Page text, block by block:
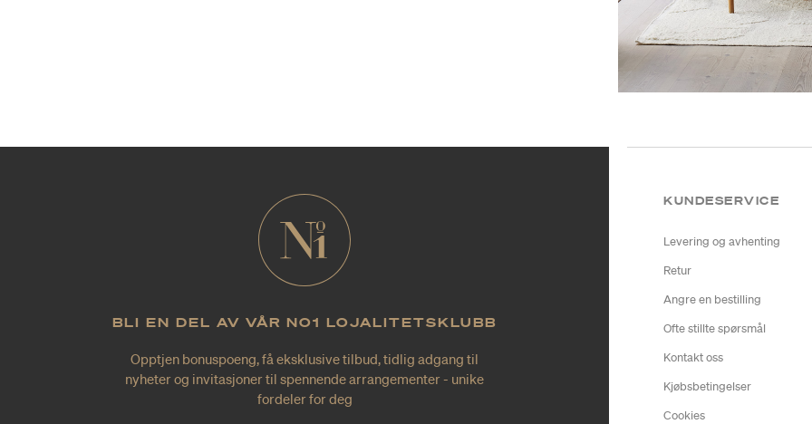
BLI EN DEL AV VÅR NO1 LOJALITETSKLUBB
Opptjen bonuspoeng, få eksklusive tilbud, tidlig adgang til
nyheter og invitasjoner til spennende arrangementer - unike
fordeler for deg
KUNDESERVICE
Levering og avhenting
Retur
Angre en bestilling
Ofte stillte spørsmål
Kontakt oss
Kjøbsbetingelser
Cookies